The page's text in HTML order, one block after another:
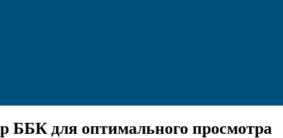
ББК для оптимального просмотра